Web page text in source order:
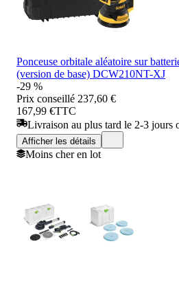
Ponceuse orbitale aléatoire sur
(version de base) DCW210NT-XJ
-29 %
Prix conseillé 237,60 €
167,99 €TTC
Livraison au plus tard le 2-3 jours
Afficher les détails
Moins cher en lot